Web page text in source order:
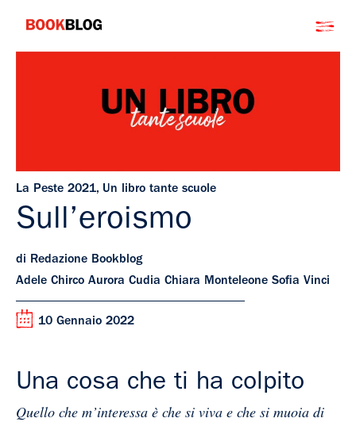
contenuto
Bookblog
La Peste 2021, Un libro tante scuole
Sull’eroismo
di Redazione Bookblog
Adele Chirco Aurora Cudia Chiara Monteleone Sofia Vinci
10 Gennaio 2022
Una cosa che ti ha colpito
Quello che m’interessa è che si viva e che si muoia di